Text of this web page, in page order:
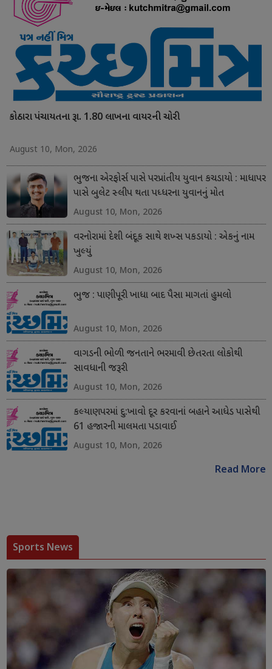
કોઠારા પંચાયતના રૂા. 1.80 લાખના વાયરની ચોરી
August 10, Mon, 2026
ભુજના એરફોર્સ પાસે પરપ્રાંતીય યુવાન કચડાયો : માધાપર
પાસે બુલેટ સ્લીપ થતા પધ્ધરના યુવાનનું મોત
August 10, Mon, 2026
વરનોરામાં દેશી બંદૂક સાથે શખ્સ પકડાયો : એકનું નામ
ખુલ્યું
August 10, Mon, 2026
ભુજ : પાણીપૂરી ખાધા બાદ પૈસા માગતાં હુમલો
August 10, Mon, 2026
વાગડની ભોળી જનતાને ભરમાવી છેતરતા લોકોથી
સાવધાની જરૂરી
August 10, Mon, 2026
કલ્યાણપરમાં દુ:ખાવો દૂર કરવાનાં બહાને આધેડ પાસેથી
61 હજારની માલમતા પડાવાઈ
August 10, Mon, 2026
Read More
Sports News